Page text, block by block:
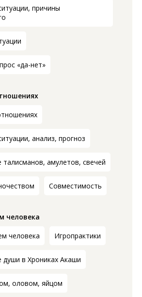
причины
«да-нет»
анализ, прогноз
талисманов, амулетов, свечей
Совместимость
человека
человека Игропрактики
души в Хрониках Акаши
оловом, яйцом